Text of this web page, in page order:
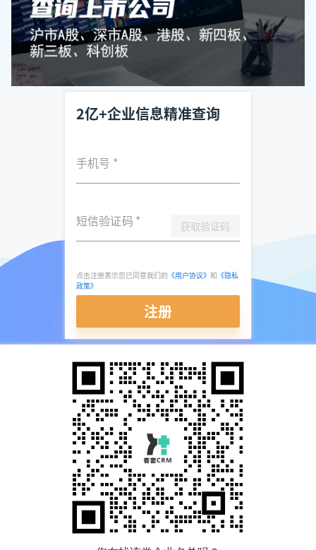
2亿+企业信息精准查询
手机号 *
短信验证码 * 获取验证码
点击注册表示您已同意我们的 《用户协议》 和 《隐私
政策》
注册